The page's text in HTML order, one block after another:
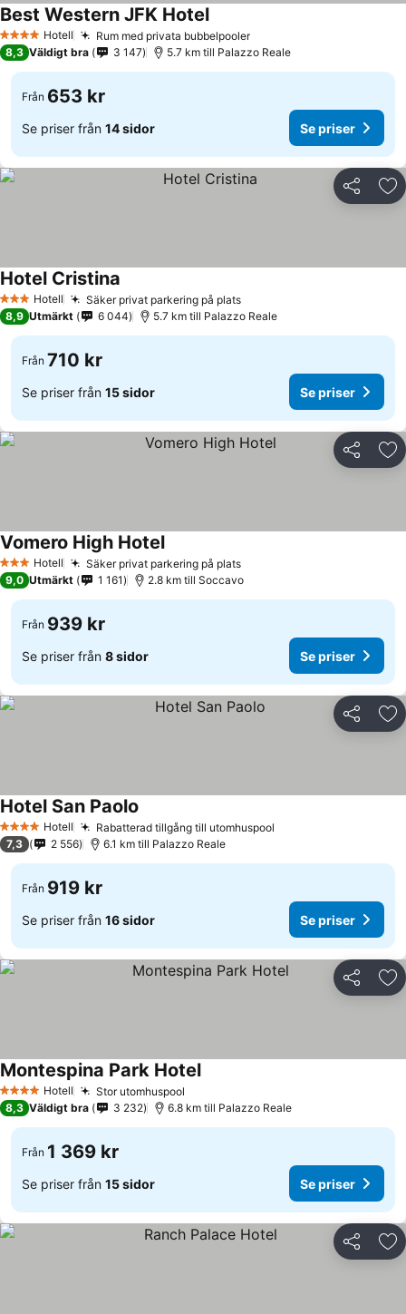
4 StjärnorHotell Rum med privata bubbelpoolerSe priser
Best Western JFK HotelSe priser
8,3 Väldigt bra 3 147 5.7 km till Palazzo Reale
Från 653 kr
Se priser från 14 sidor Se priser
Dela
3 StjärnorHotell Säker privat parkering på platsSe priser
Hotel Cristina
8,9 Utmärkt 6 044 5.7 km till Palazzo Reale
Från 710 kr
Se priser från 15 sidor Se priser
Dela
3 StjärnorHotell Säker privat parkering på platsSe priser
Vomero High HotelSe priser
9,0 Utmärkt 1 161 2.8 km till Soccavo
Från 939 kr
Se priser från 8 sidor Se priser
Dela
4 StjärnorHotell Rabatterad tillgång till utomhuspool
Hotel San Paolo
7,3 2 556 6.1 km till Palazzo Reale
Från 919 kr
Se priser från 16 sidor Se priser
Dela
4 StjärnorHotell Stor utomhuspool
Montespina Park HotelSe priser
8,3 Väldigt bra 3 232 6.8 km till Palazzo Reale
Från 1 369 kr
Se priser från 15 sidor Se priser
Dela